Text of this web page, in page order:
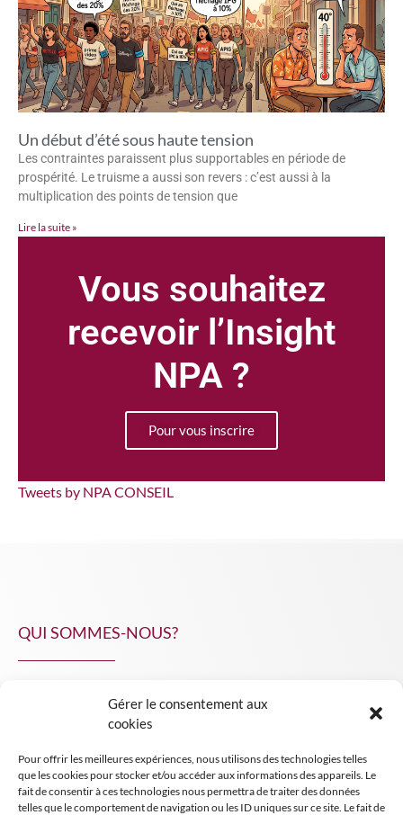
Gérer le consentement aux
cookies
Pour offrir les meilleures expériences, nous utilisons des technologies telles
que les cookies pour stocker et/ou accéder aux informations des appareils. Le
fait de consentir à ces technologies nous permettra de traiter des données
telles que le comportement de navigation ou les ID uniques sur ce site. Le fait de
Un début d’été sous haute tension
Les contraintes paraissent plus supportables en période de
prospérité. Le truisme a aussi son revers : c’est aussi à la
multiplication des points de tension que
Lire la suite »
Vous souhaitez
recevoir l’Insight
NPA ?
Pour vous inscrire
Tweets by NPA CONSEIL
QUI SOMMES-NOUS?
INSIGHT NPA